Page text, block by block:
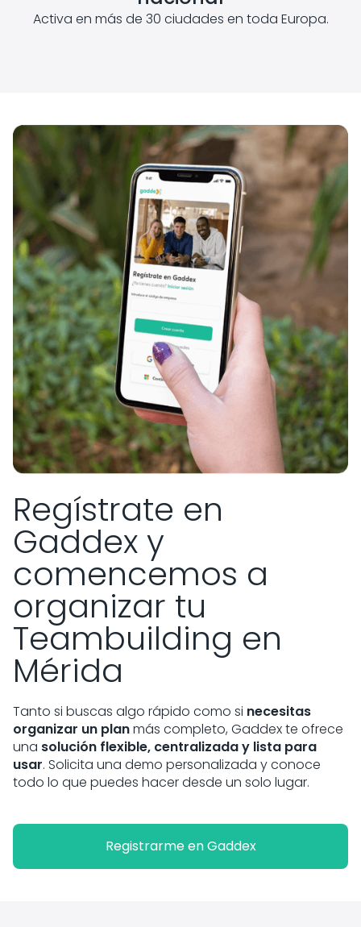
Activa en más de 30 ciudades en toda Europa.
Regístrate en
Gaddex y
comencemos a
organizar tu
Teambuilding en
Mérida
Tanto si buscas algo rápido como si necesitas
organizar un planmás completo, Gaddex te ofrece
una solución flexible, centralizada y lista para
usar. Solicita una demo personalizada y conoce
todo lo que puedes hacer desde un solo lugar.
Registrarme en Gaddex